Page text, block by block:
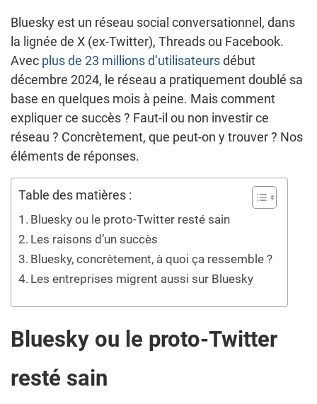
Bluesky est un réseau social conversationnel, dans
la lignée de X (ex-Twitter), Threads ou Facebook.
Avec plus de 23 millions d’utilisateursdébut
décembre 2024, le réseau a pratiquement doublé sa
base en quelques mois à peine. Mais comment
expliquer ce succès ? Faut-il ou non investir ce
réseau ? Concrètement, que peut-on y trouver ? Nos
éléments de réponses.
Table des matières :
Bluesky ou le proto-Twitter resté sain
Les raisons d’un succès
Bluesky, concrètement, à quoi ça ressemble ?
Les entreprises migrent aussi sur Bluesky
Bluesky ou le proto-Twitter
resté sain